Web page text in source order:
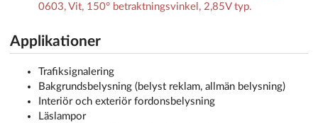
0603, Vit, 150° betraktningsvinkel, 2,85V typ.
Applikationer
Trafiksignalering
Bakgrundsbelysning (belyst reklam, allmän belysning)
Interiör och exteriör fordonsbelysning
Läslampor